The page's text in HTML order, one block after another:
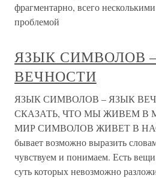
фрагментарно, всего
проблемой
ЯЗЫК СИМВОЛОВ
ВЕЧНОСТИ
ЯЗЫК СИМВОЛОВ – ЯЗЫК
СКАЗАТЬ, ЧТО МЫ ЖИВЕМ В
МИР СИМВОЛОВ ЖИВЕТ В
бывает возможно выразить
чувствуем и понимаем. Есть
суть которых невозможно